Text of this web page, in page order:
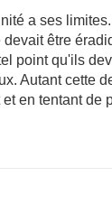
a ses
être
point qu'ils
Autant cette
en tentant de